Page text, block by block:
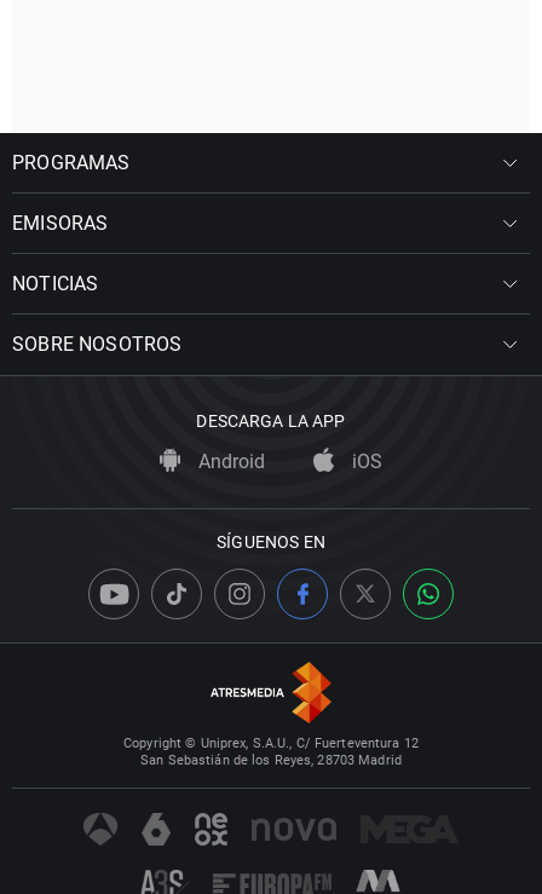
PROGRAMAS
EMISORAS
NOTICIAS
SOBRE NOSOTROS
DESCARGA LA APP
Android iOS
SÍGUENOS EN
Copyright © Uniprex, S.A.U., C/ Fuerteventura 12
San Sebastián de los Reyes, 28703 Madrid